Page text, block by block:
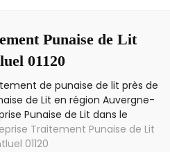
Punaise de Lit
01120
de punaise de lit près de
de Lit en région Auvergne-
Punaise de Lit dans le
Traitement Punaise de Lit
01120